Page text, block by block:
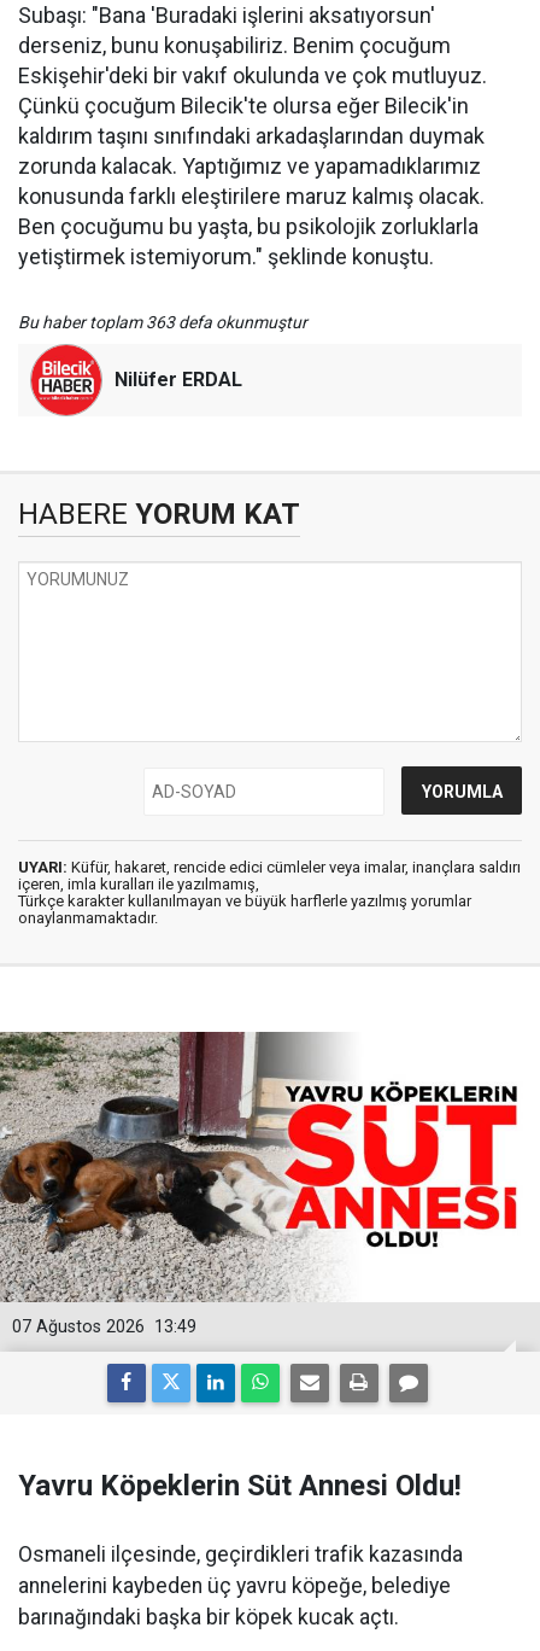
Subaşı: "Bana 'Buradaki işlerini aksatıyorsun'
derseniz, bunu konuşabiliriz. Benim çocuğum
Eskişehir'deki bir vakıf okulunda ve çok mutluyuz.
Çünkü çocuğum Bilecik'te olursa eğer Bilecik'in
kaldırım taşını sınıfındaki arkadaşlarından duymak
zorunda kalacak. Yaptığımız ve yapamadıklarımız
konusunda farklı eleştirilere maruz kalmış olacak.
Ben çocuğumu bu yaşta, bu psikolojik zorluklarla
yetiştirmek istemiyorum." şeklinde konuştu.
Bu haber toplam 363 defa okunmuştur
Nilüfer ERDAL
HABERE YORUM KAT
UYARI: Küfür, hakaret, rencide edici cümleler veya imalar, inançlara saldırı
içeren, imla kuralları ile yazılmamış,
Türkçe karakter kullanılmayan ve büyük harflerle yazılmış yorumlar
onaylanmamaktadır.
13:49
07 Ağustos 2026
Yavru Köpeklerin Süt Annesi Oldu!
Osmaneli ilçesinde, geçirdikleri trafik kazasında
annelerini kaybeden üç yavru köpeğe, belediye
barınağındaki başka bir köpek kucak açtı.